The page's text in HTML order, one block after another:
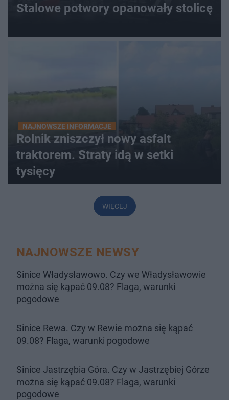
Stalowe potwory opanowały stolicę
NAJNOWSZE INFORMACJE
Rolnik zniszczył nowy asfalt
traktorem. Straty idą w setki
tysięcy
WIĘCEJ
NAJNOWSZE NEWSY
Sinice Władysławowo. Czy we Władysławowie
można się kąpać 09.08? Flaga, warunki
pogodowe
Sinice Rewa. Czy w Rewie można się kąpać
09.08? Flaga, warunki pogodowe
Sinice Jastrzębia Góra. Czy w Jastrzębiej Górze
można się kąpać 09.08? Flaga, warunki
pogodowe